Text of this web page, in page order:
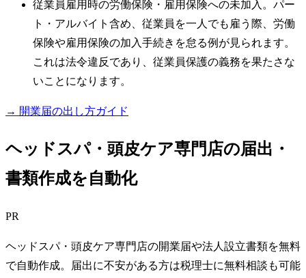
従業員雇用時の労働保険・雇用保険への未加入。パー
ト・アルバイト含め、従業員を一人でも雇う際、労働
保険や雇用保険の加入手続きを怠る例が見られます。
これは法令違反であり、従業員保護の義務を果たさな
いことになります。
→ 開業届の出し方ガイド
ヘッドスパ・頭皮ケア専門店の届出・
書類作成を自動化
PR
ヘッドスパ・頭皮ケア専門店の開業届や法人設立書類を無料
で自動作成。届出に不安がある方は税理士に無料相談も可能